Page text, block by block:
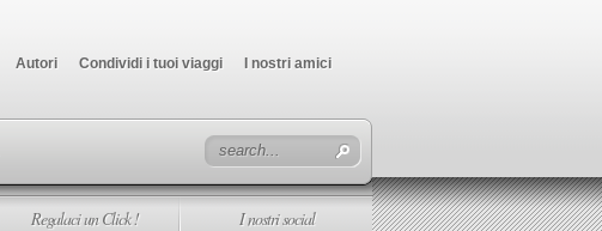
Autori Condividi i tuoi viaggi I nostri amici
Regalaci un Click ! I nostri social